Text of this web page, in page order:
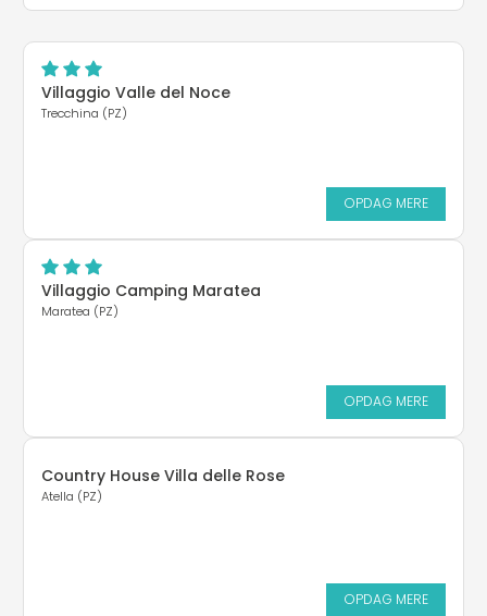
Villaggio Valle del Noce
Trecchina (PZ)
OPDAG MERE
Villaggio Camping Maratea
Maratea (PZ)
OPDAG MERE
Country House Villa delle Rose
Atella (PZ)
OPDAG MERE